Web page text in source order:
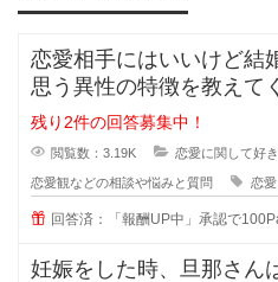
恋愛相手にはいいけど結
思う異性の特徴を教えてください
をしている間に相手のいい
残り2件の回答募集中！
閲覧数：3.19K 恋愛に関して好
恋愛観などの相談や悩みと質問 恋愛
回答済：「報酬UP中」承認で
妊娠をした時、旦那さん